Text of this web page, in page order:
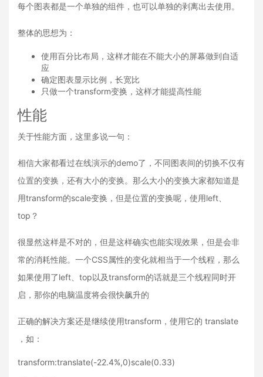
每个图表都是一个单独的组件，也可以单独的剥离出去使用。
整体的思想为：
使用百分比布局，这样才能在不能大小的屏幕做到自适
应
确定图表显示比例，长宽比
只做一个transform变换，这样才能提高性能
性能
关于性能方面，这里多说一句：
相信大家都看过在线演示的demo了，不同图表间的切换不仅有
位置的变换，还有大小的变换。那么大小的变换大家都知道是
用transform的scale变换，但是位置的变换呢，使用left、
top？
很显然这样是不对的，但是这样确实也能实现效果，但是会非
常的消耗性能。一个CSS属性的变化就相当于一个线程，那么
如果使用了left、top以及transform的话就是三个线程同时开
启，那你的电脑温度将会很快飙升的
正确的解决方案还是继续使用transform，使用它的 translate
，如：
transform:translate(-22.4%,0)scale(0.33)